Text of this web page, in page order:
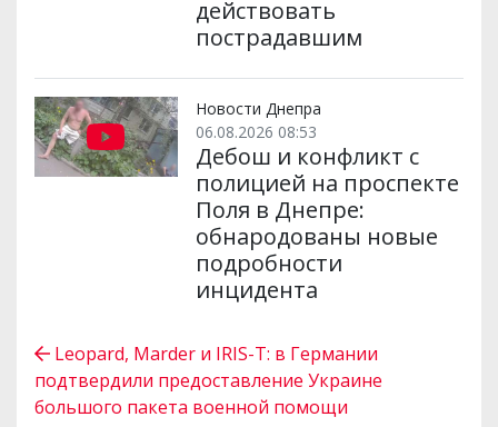
действовать
пострадавшим
Новости Днепра
06.08.2026 08:53
Дебош и конфликт с
полицией на проспекте
Поля в Днепре:
обнародованы новые
подробности
инцидента
Leopard, Marder и IRIS-T: в Германии
подтвердили предоставление Украине
большого пакета военной помощи